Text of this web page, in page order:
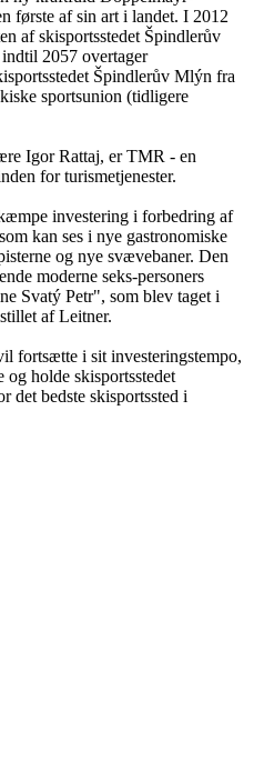
første af sin art i landet. I 2012
af ​​skisportsstedet Špindlerův
2057 overtager
Špindlerův Mlýn fra
sportsunion (tidligere
Igor Rattaj, er TMR - en
for turismetjenester.
investering i forbedring af
kan ses i nye gastronomiske
og nye svævebaner. Den
moderne seks-personers
Svatý Petr", som blev taget i
af Leitner.
fortsætte i sit investeringstempo,
holde skisportsstedet
det bedste skisportssted i